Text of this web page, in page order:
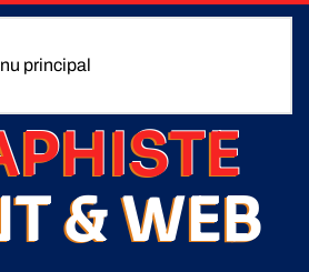
principal
& WEB